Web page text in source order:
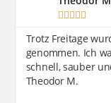
    
Trotz Freitage
genommen. Ich
schnell, sauber
Theodor M.